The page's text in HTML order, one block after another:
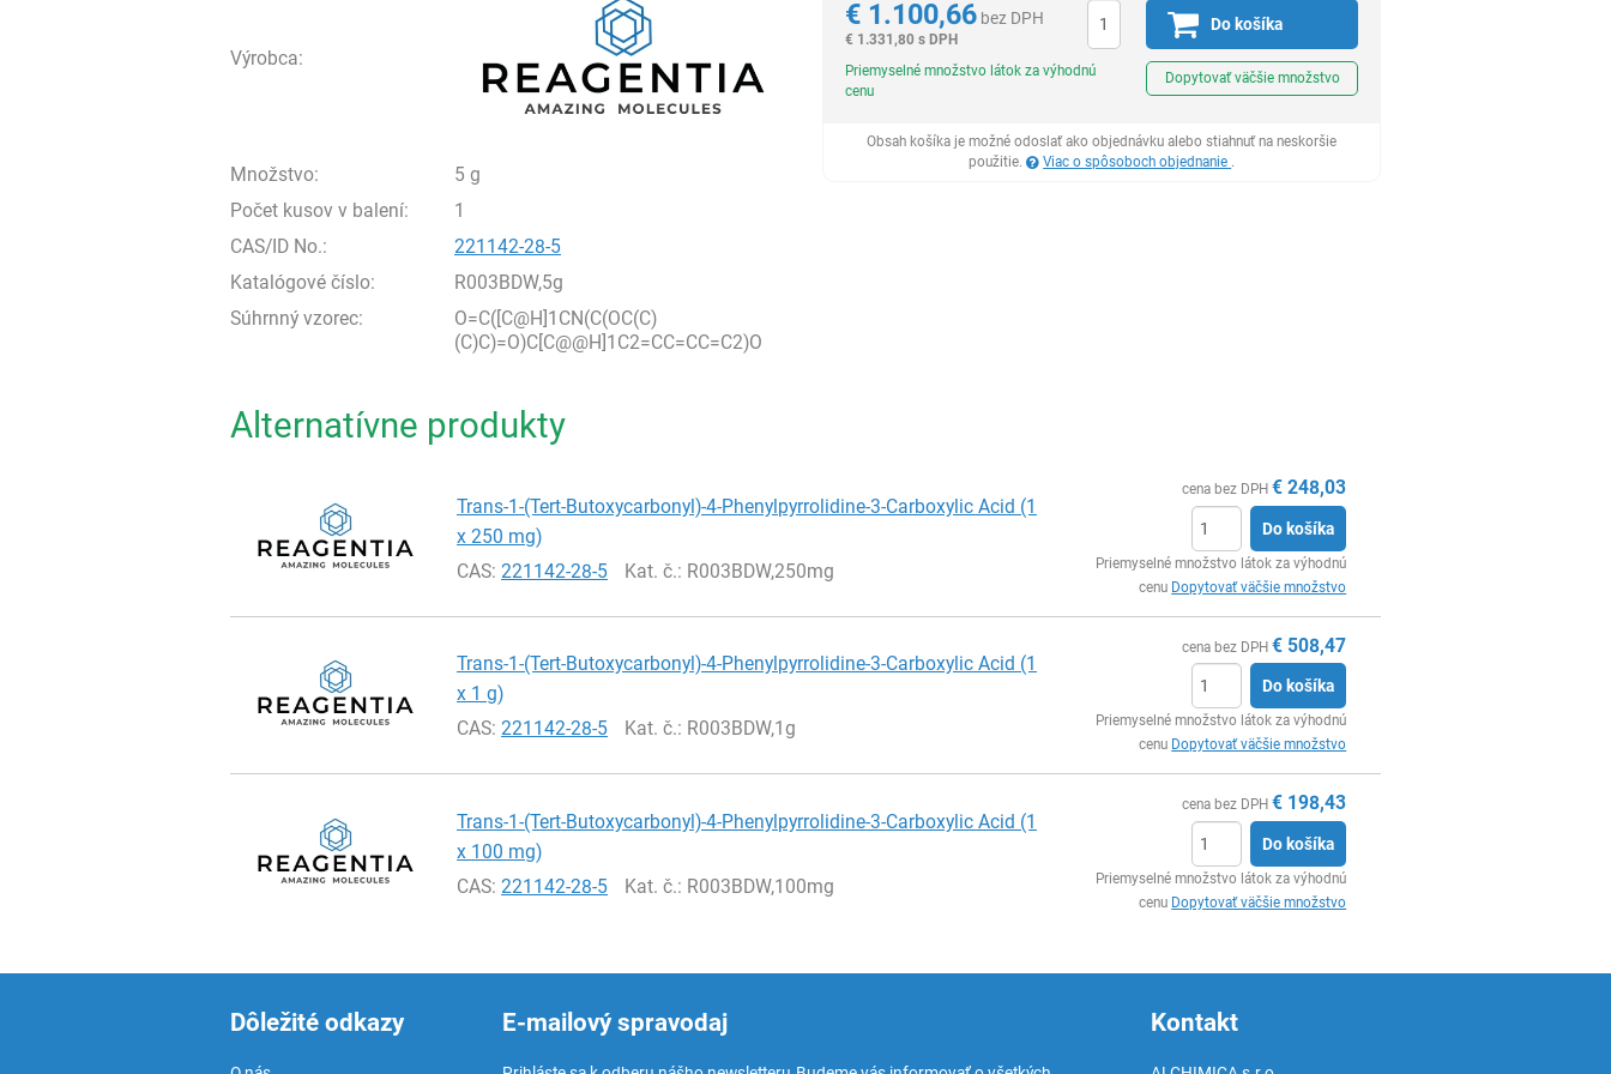
Výrobca:
Množstvo:
5 g
Počet kusov v balení:
1
CAS/ID No.:
221142-28-5
Katalógové číslo:
R003BDW,5g
Súhrnný vzorec:
O=C([C@H]1CN(C(OC(C)
(C)C)=O)C[C@@H]1C2=CC=CC=C2)O
€1.100,66 bez DPH
€ 1.331,80 s DPH
Ks
Do košíka
Priemyselné množstvo látok za výhodnú
cenu
Dopytovať väčšie množstvo
Obsah košíka je možné odoslať ako objednávku alebo stiahnuť na neskoršie
použitie.
Viac o spôsoboch objednanie .
Alternatívne produkty
Trans-1-(Tert-Butoxycarbonyl)-4-Phenylpyrrolidine-3-Carboxylic Acid (1
x 250 mg)
CAS:221142-28-5 Kat. č.: R003BDW,250mg
cena bez DPH € 248,03
Do košíka
Priemyselné množstvo látok za výhodnú
cenu Dopytovať väčšie množstvo
Trans-1-(Tert-Butoxycarbonyl)-4-Phenylpyrrolidine-3-Carboxylic Acid (1
x 1 g)
CAS:221142-28-5 Kat. č.: R003BDW,1g
cena bez DPH € 508,47
Do košíka
Priemyselné množstvo látok za výhodnú
cenu Dopytovať väčšie množstvo
Trans-1-(Tert-Butoxycarbonyl)-4-Phenylpyrrolidine-3-Carboxylic Acid (1
x 100 mg)
CAS:221142-28-5 Kat. č.: R003BDW,100mg
cena bez DPH € 198,43
Do košíka
Priemyselné množstvo látok za výhodnú
cenu Dopytovať väčšie množstvo
Dôležité odkazy E-mailový spravodaj Kontakt